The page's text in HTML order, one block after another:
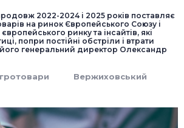
2022-2024 і 2025 років поставляє
на ринок Європейського Союзу і
ринку та інсайтів, які
попри постійні обстріли і втрати
його генеральний директор Олександр
Вержиховський